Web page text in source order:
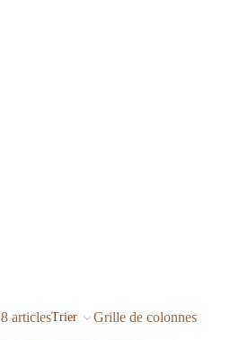
8 articlesTrier Grille de colonnes